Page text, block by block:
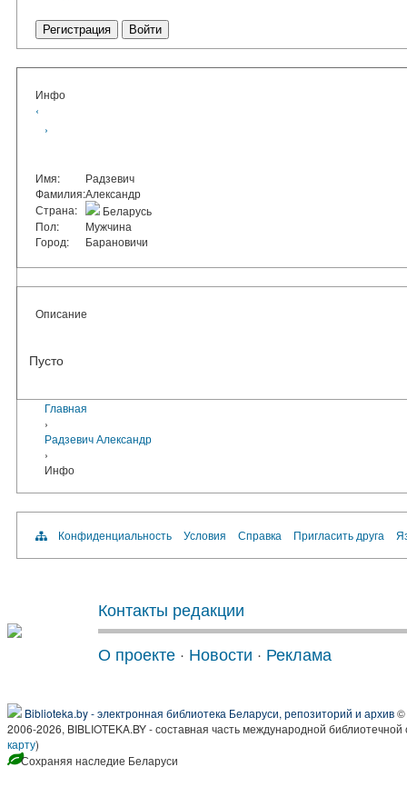
Регистрация Войти
Инфо
‹
›
Имя:
Радзевич
Фамилия:Александр
Страна:
Беларусь
Пол:
Мужчина
Город:
Барановичи
Описание
Пусто
Главная
›
Радзевич Александр
›
Инфо
Конфиденциальность Условия Справка Пригласить друга
Контакты редакции
О проекте · Новости · Реклама
Biblioteka.by - электронная библиотека Беларуси, репозиторий и архив©
2006-2026, BIBLIOTEKA.BY - составная часть международной
карту)
Сохраняя наследие Беларуси